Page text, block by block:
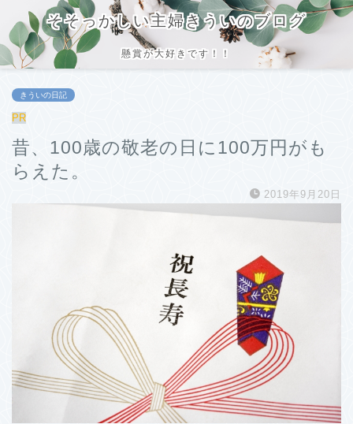
そそっかしい主婦きういのブログ
懸賞が大好きです！！
きういの日記
PR
昔、100歳の敬老の日に100万円がも
らえた。
2019年9月20日